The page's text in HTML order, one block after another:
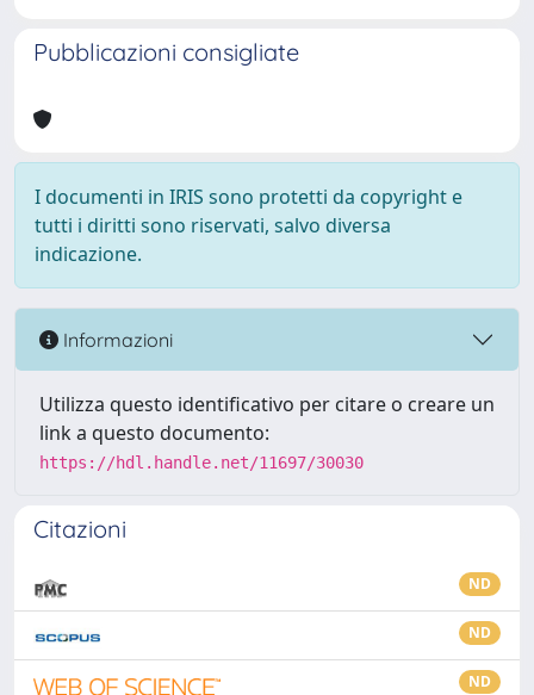
Pubblicazioni consigliate
I documenti in IRIS sono protetti da copyright e
tutti i diritti sono riservati, salvo diversa
indicazione.
Informazioni
Utilizza questo identificativo per citare o creare un
link a questo documento:
https://hdl.handle.net/11697/30030
Citazioni
ND
ND
ND